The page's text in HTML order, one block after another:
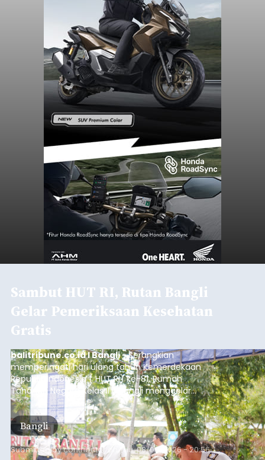
Sambut HUT RI, Rutan Bangli
Gelar Pemeriksaan Kesehatan
Gratis
balitribune.co.id I Bangli -Serangkian
memperingati hari ulang tahun Kemerdekaan
Republik Indonesia ( HUT RI) ke-81, Rumah
Tahanan Negara Kelas II B Bangli menggelar
kegiatan pemeriksaan kesehatan gratis, Rabu
(6/8/2026).
Bangli
Submitted bycontributor Thu, 08/06/2026 - 20:56